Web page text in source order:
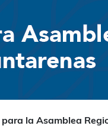
la Asamblea